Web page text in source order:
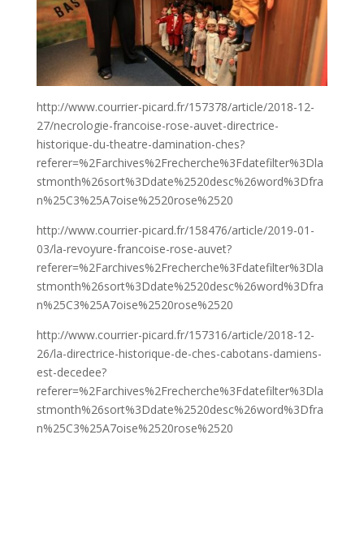
http://www.courrier-picard.fr/157378/article/2018-12-
27/necrologie-francoise-rose-auvet-directrice-
historique-du-theatre-damination-ches?
referer=%2Farchives%2Frecherche%3Fdatefilter%3Dla
stmonth%26sort%3Ddate%2520desc%26word%3Dfra
n%25C3%25A7oise%2520rose%2520
http://www.courrier-picard.fr/158476/article/2019-01-
03/la-revoyure-francoise-rose-auvet?
referer=%2Farchives%2Frecherche%3Fdatefilter%3Dla
stmonth%26sort%3Ddate%2520desc%26word%3Dfra
n%25C3%25A7oise%2520rose%2520
http://www.courrier-picard.fr/157316/article/2018-12-
26/la-directrice-historique-de-ches-cabotans-damiens-
est-decedee?
referer=%2Farchives%2Frecherche%3Fdatefilter%3Dla
stmonth%26sort%3Ddate%2520desc%26word%3Dfra
n%25C3%25A7oise%2520rose%2520